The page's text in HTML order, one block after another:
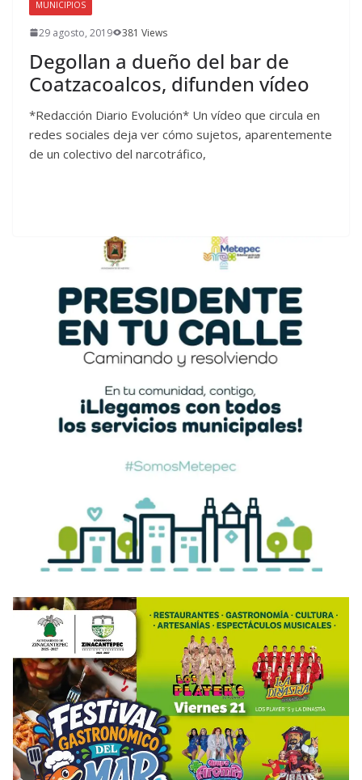
MUNICIPIOS
29 agosto, 2019 381 Views
Degollan a dueño del bar de
Coatzacoalcos, difunden vídeo
*Redacción Diario Evolución* Un vídeo que circula en
redes sociales deja ver cómo sujetos, aparentemente
de un colectivo del narcotráfico,